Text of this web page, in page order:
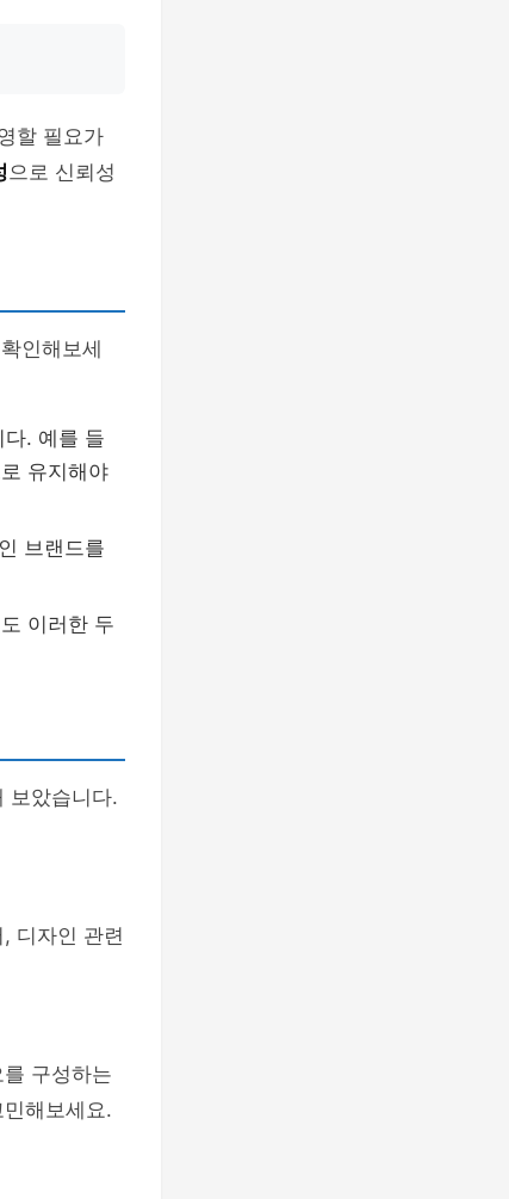
할 필요가
으로 신뢰성
인해보세
. 예를 들
유지해야
브랜드를
이러한 두
보았습니다.
디자인 관련
구성하는
해보세요.